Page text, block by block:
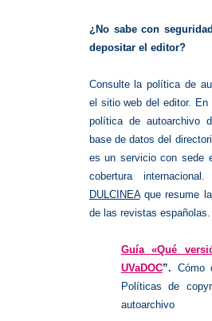
¿No sabe con
depositar el editor?
Consulte la política de
el sitio web del editor.
política de autoarchivo
base de datos del
es un servicio con sede
cobertura
DULCINEAque resume
de las revistas
Guía
«Qué
UVaDOC”. Cómo
Políticas de
autoarchivo